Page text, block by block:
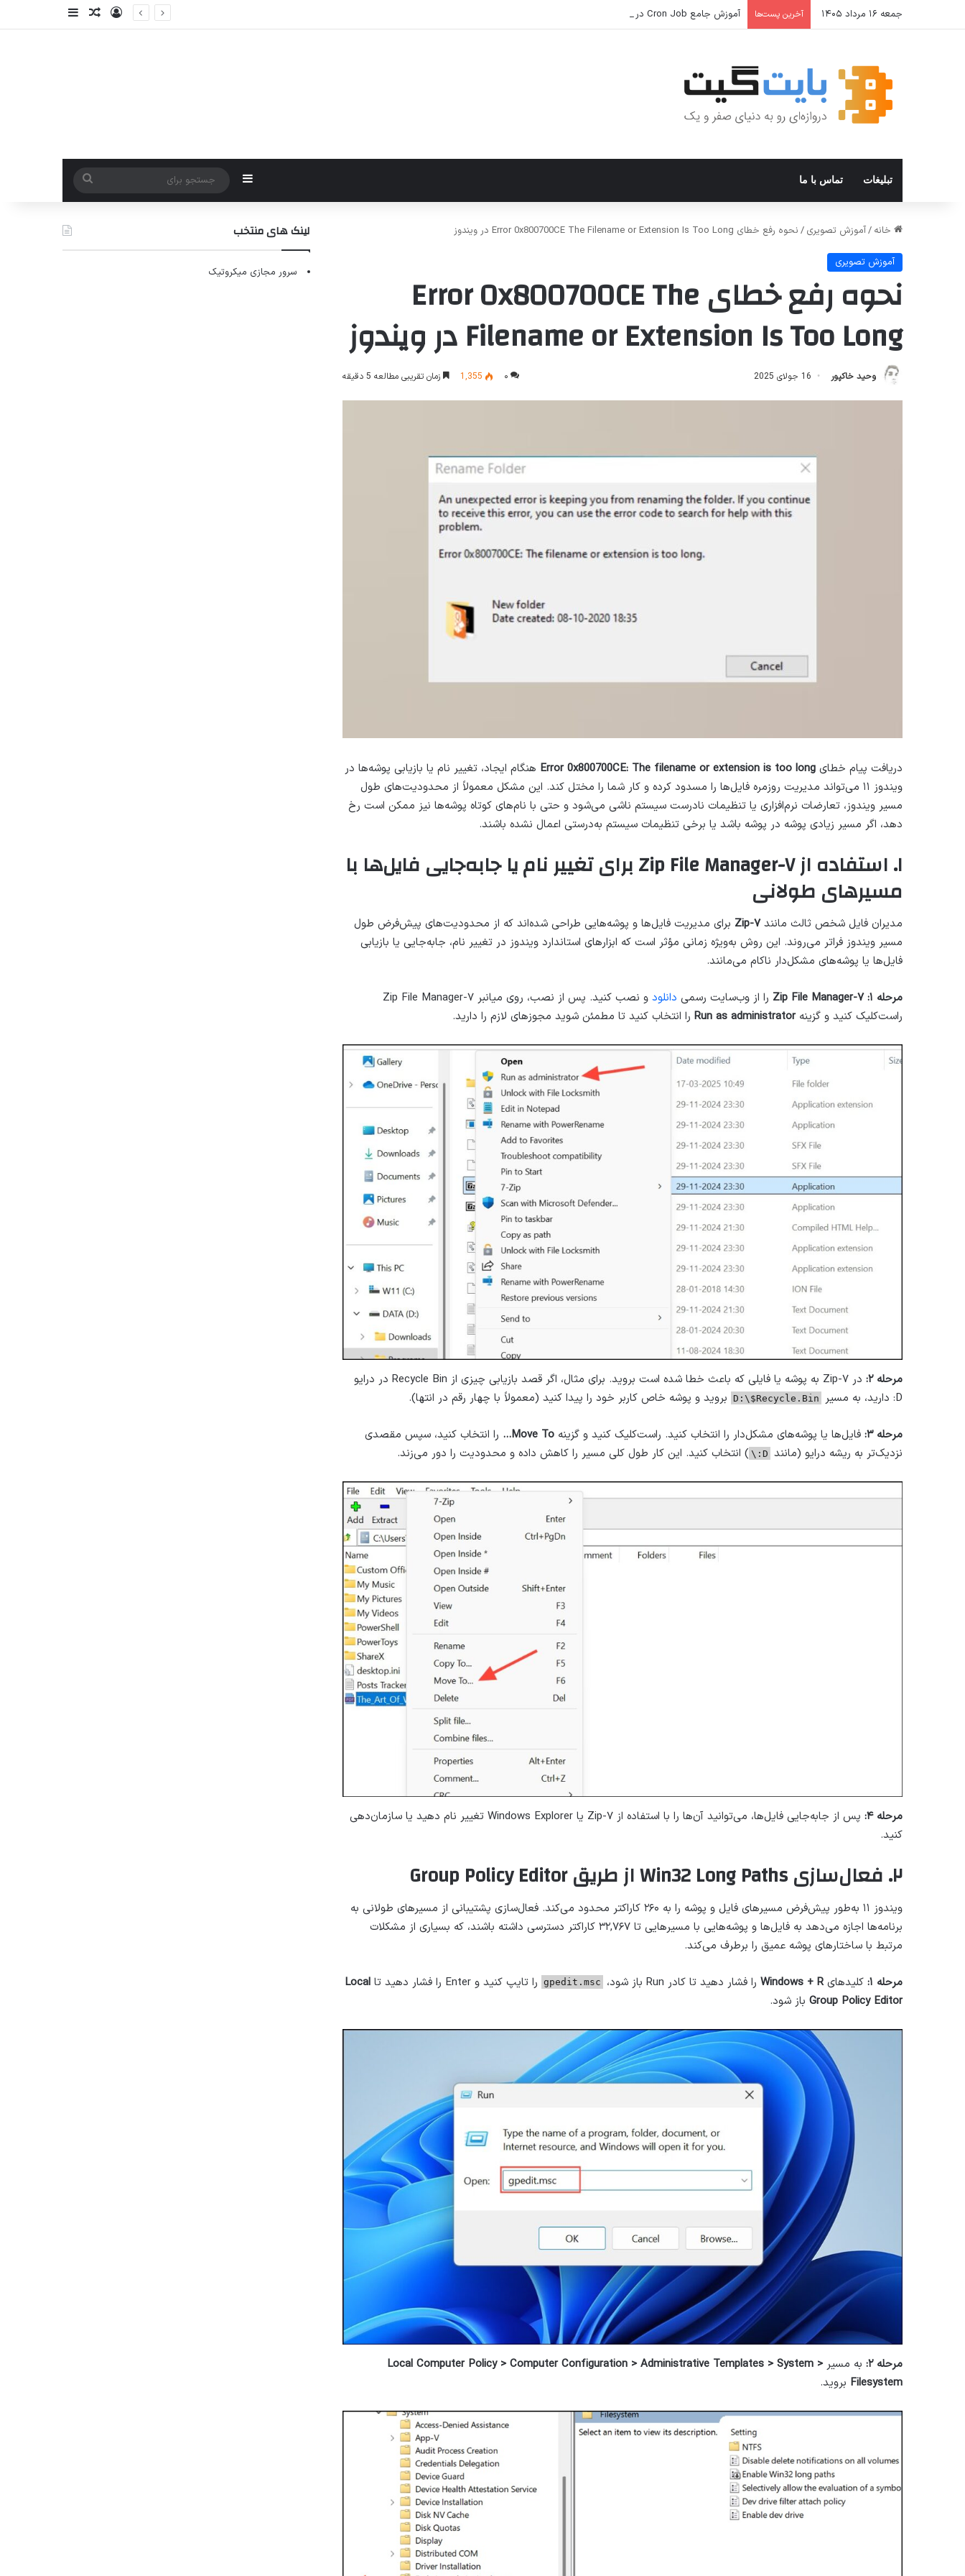
جمعه ۱۶ مرداد ۱۴۰۵ آخرین پست‌ها آموزش جامع Cron Job در Hermes Agent؛ قابلیت زمان‌بندی خودکار وظایف ورودنوشته تصادفی
سایدبار
تبلیغات تماس با ما سایدبار
جستجو
برای
خانه /آموزش تصویری / نحوه رفع خطای Error 0x800700CE The Filename or Extension Is Too Long در ویندوز
آموزش تصویری
نحوه رفع خطای Error 0x800700CE The
Filename or Extension Is Too Long در ویندوز
وحید خاکپور 16 جولای 2025 ۰ 1,355 زمان تقریبی مطالعه 5 دقیقه
دریافت پیام خطای Error 0x800700CE: The filename or extension is too long هنگام ایجاد، تغییر نام یا بازیابی پوشه‌ها در
ویندوز ۱۱ می‌تواند مدیریت روزمره فایل‌ها را مسدود کرده و کار شما را مختل کند. این مشکل معمولاً از محدودیت‌های طول
مسیر ویندوز، تعارضات نرم‌افزاری یا تنظیمات نادرست سیستم ناشی می‌شود و حتی با نام‌های کوتاه پوشه‌ها نیز ممکن است رخ
دهد، اگر مسیر زیادی پوشه در پوشه باشد یا برخی تنظیمات سیستم به‌درستی اعمال نشده باشند.
۱. استفاده از ۷-Zip File Manager برای تغییر نام یا جابه‌جایی فایل‌ها با
مسیرهای طولانی
مدیران فایل شخص ثالث مانند۷-Zip
برای مدیریت فایل‌ها و پوشه‌هایی طراحی شده‌اند که از محدودیت‌های پیش‌فرض طول
مسیر ویندوز فراتر می‌روند. این روش به‌ویژه زمانی مؤثر است که ابزارهای استاندارد ویندوز در تغییر نام، جابه‌جایی یا بازیابی
فایل‌ها یا پوشه‌های مشکل‌دار ناکام می‌مانند.
مرحله ۱: ۷-Zip File Manager را از وب‌سایت رسمی دانلود
و نصب کنید. پس از نصب، روی میانبر ۷-Zip File Manager
راست‌کلیک کنید و گزینهRun as administrator را انتخاب کنید تا مطمئن شوید مجوزهای لازم را دارید.
مرحله ۲:
در ۷-Zip به پوشه یا فایلی که باعث خطا شده است بروید. برای مثال، اگر قصد بازیابی چیزی از Recycle Bin در درایو
D: دارید، به مسیر
D:\$Recycle.Bin بروید و پوشه خاص کاربر خود را پیدا کنید (معمولاً با چهار رقم در انتها).
مرحله ۳: فایل‌ها یا پوشه‌های مشکل‌دار را انتخاب کنید. راست‌کلیک کنید و گزینه Move To…
را انتخاب کنید، سپس مقصدی
نزدیک‌تر به ریشه درایو (مانند D:\ ) انتخاب کنید. این کار طول کلی مسیر را کاهش داده و محدودیت را دور می‌زند.
مرحله ۴:
پس از جابه‌جایی فایل‌ها، می‌توانید آن‌ها را با استفاده از ۷-Zip یا Windows Explorer تغییر نام دهید یا سازمان‌دهی
کنید.
۲. فعال‌سازی Win32 Long Paths از طریق Group Policy Editor
ویندوز ۱۱ به‌طور پیش‌فرض مسیرهای فایل و پوشه را به ۲۶۰ کاراکتر محدود می‌کند. فعال‌سازی پشتیبانی از مسیرهای طولانی به
برنامه‌ها اجازه می‌دهد به فایل‌ها و پوشه‌هایی با مسیرهایی تا ۳۲,۷۶۷ کاراکتر دسترسی داشته باشند، که بسیاری از مشکلات
مرتبط با ساختارهای پوشه عمیق را برطرف می‌کند.
مرحله ۱: کلیدهایWindows + R را فشار دهید تا کادر Run باز شود، gpedit.msc را تایپ کنید و Enter را فشار دهید تا
Local
Group Policy Editor باز شود.
مرحله ۲: به مسیر Local Computer Policy > Computer Configuration > Administrative Templates > System >
Filesystem بروید.
لینک های منتخب
سرور مجازی میکروتیک